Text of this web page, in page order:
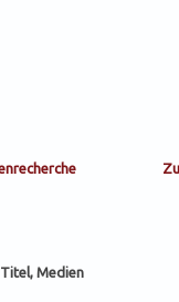
Titel, Medien